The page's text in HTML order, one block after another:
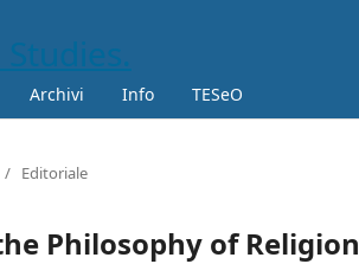
Archivi Info TESeO
/ Editoriale
Philosophy of Religion